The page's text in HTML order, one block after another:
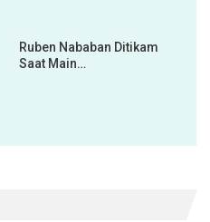
Ruben Nababan Ditikam
Saat Main…